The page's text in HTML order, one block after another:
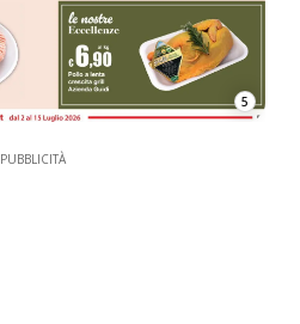
5
PUBBLICITÀ